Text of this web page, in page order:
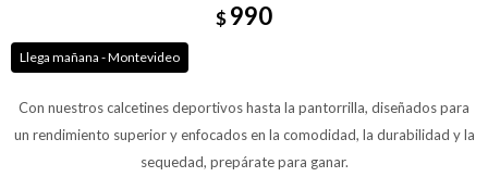
$990
Llega mañana - Montevideo
Con nuestros calcetines deportivos hasta la pantorrilla, diseñados para
un rendimiento superior y enfocados en la comodidad, la durabilidad y la
sequedad, prepárate para ganar.